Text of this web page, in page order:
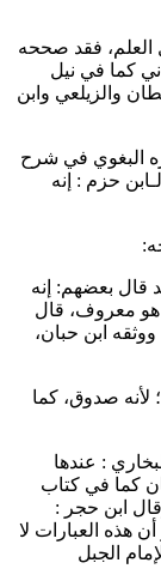
فقد صححه
كما في نيل
و الزيلعي و ابن
البغوي في شرح
ابن حزم : إنه
قال بعضهم: إنه
معروف، قال
ابن حبان،
صدوق، كما
: عندها
كما في كتاب
ابن حجر :
هذه العبارات لا
الجبل